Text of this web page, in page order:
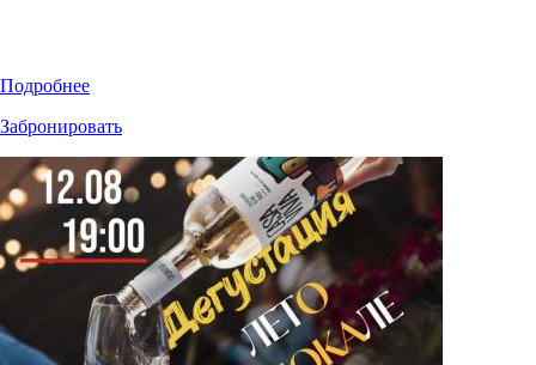
Подробнее
Забронировать